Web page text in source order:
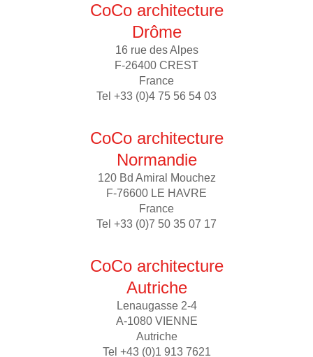
CoCo architecture
Drôme
16 rue des Alpes
F-26400 CREST
France
Tel +33 (0)4 75 56 54 03
CoCo architecture
Normandie
120 Bd Amiral Mouchez
F-76600 LE HAVRE
France
Tel +33 (0)7 50 35 07 17
CoCo architecture
Autriche
Lenaugasse 2-4
A-1080 VIENNE
Autriche
Tel +43 (0)1 913 7621